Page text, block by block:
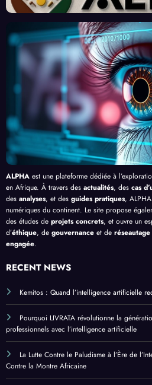
urs
Clic »
en
Afriq
Front
contr
e le
Palud
isme
en
Afriq
ue
ALPHA est une plateforme dédiée à
en Afrique. À travers des actualités, des cas
des analyses, et des guides pratiques,
numériques du continent. Le site propose
des études de projets concrets, et ouvre un
d’éthique, de gouvernance et de réseautage
engagée.
RECENT NEWS
Kemitos : Quand l’intelligence artificielle
Pourquoi LIVRATA révolutionne la
professionnels avec l’intelligence artificielle
La Lutte Contre le Paludisme à l’Ère de
Contre la Montre Africaine